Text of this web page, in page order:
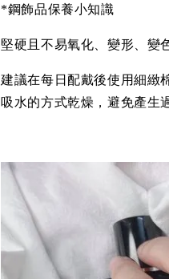
*鋼飾品保養小知識
堅硬且不易氧化、變形、變
建議在每日配戴後使用細緻
吸水的方式乾燥，避免產生